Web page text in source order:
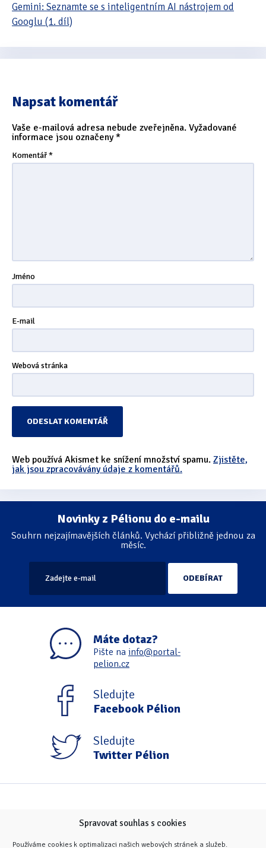
Spravovat souhlas s cookies
Používáme cookies k optimalizaci našich webových stránek a služeb.
Gemini: Seznamte se s inteligentním AI nástrojem od
Googlu (1. díl)
Napsat komentář
Vaše e-mailová adresa nebude zveřejněna. Vyžadované
informace jsou označeny*
Komentář*
Jméno
E-mail
Webová stránka
Web používá Akismet ke snížení množství spamu. Zjistěte,
jak jsou zpracovávány údaje z komentářů.
Novinky z Pélionu do e-mailu
Souhrn nejzajímavějších článků. Vychází přibližně jednou za
měsíc.
Máte dotaz?
Pište na info@portal-
pelion.cz
Sledujte
Facebook Pélion
Sledujte
Twitter Pélion